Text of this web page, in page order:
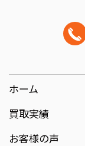
ホーム
買取実績
お客様の声